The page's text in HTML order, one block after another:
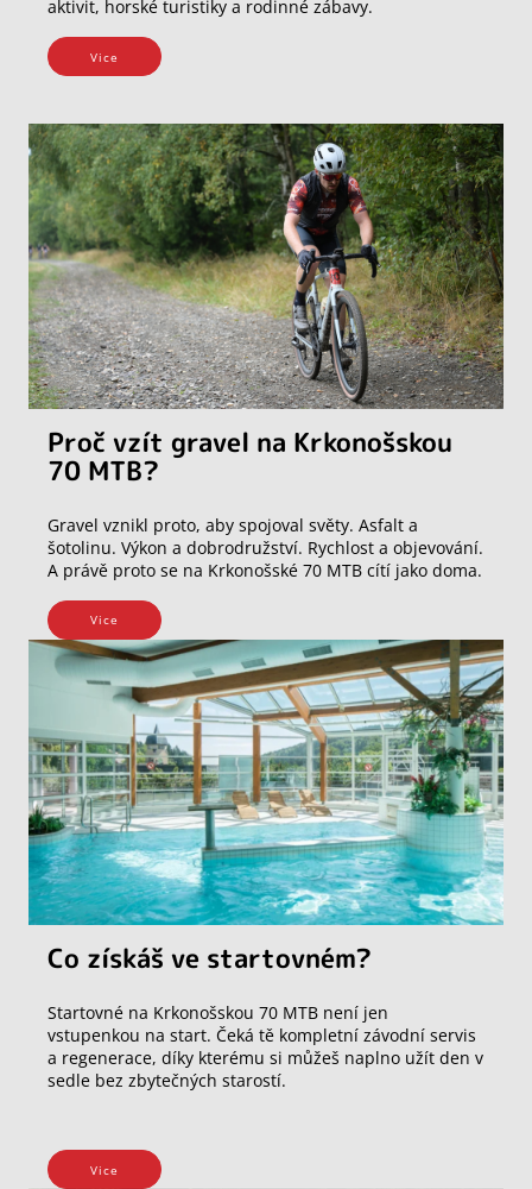
aktivit, horské turistiky a rodinné zábavy.
Vice
Proč vzít gravel na Krkonošskou
70 MTB?
Gravel vznikl proto, aby spojoval světy. Asfalt a
šotolinu. Výkon a dobrodružství. Rychlost a objevování.
A právě proto se na Krkonošské 70 MTB cítí jako doma.
Vice
Co získáš ve startovném?
Startovné na Krkonošskou 70 MTB není jen
vstupenkou na start. Čeká tě kompletní závodní servis
a regenerace, díky kterému si můžeš naplno užít den v
sedle bez zbytečných starostí.
Vice